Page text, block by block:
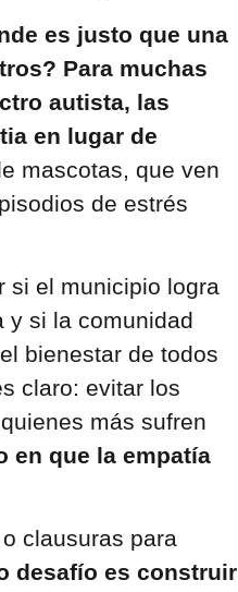
es justo que una
Para muchas
autista, las
en lugar de
mascotas, que ven
de estrés
si el municipio logra
y si la comunidad
bienestar de todos
claro: evitar los
más sufren
en que la empatía
clausuras para
desafío es construir